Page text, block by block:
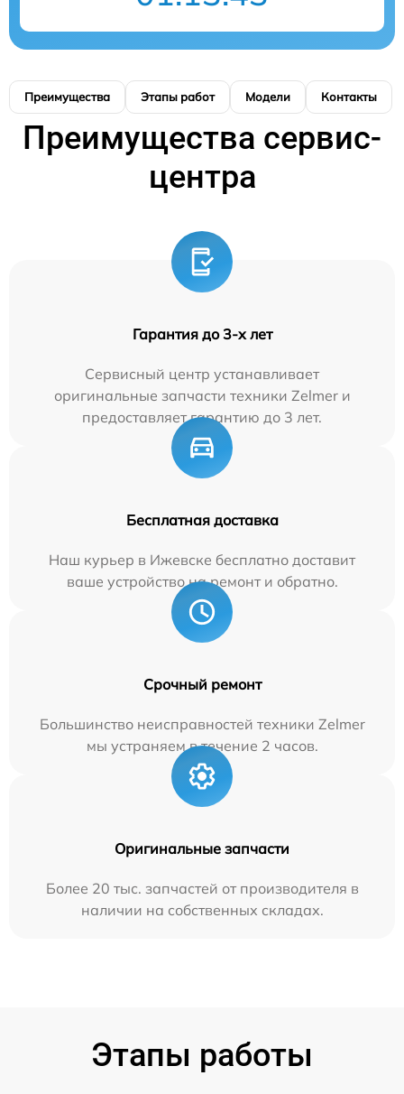
Преимущества Этапы работ Модели Контакты
Преимущества сервис-
центра
Гарантия до 3-х лет
Сервисный центр устанавливает
оригинальные запчасти техники Zelmer и
предоставляет гарантию до 3 лет.
Бесплатная доставка
Наш курьер в Ижевске бесплатно доставит
ваше устройство на ремонт и обратно.
Срочный ремонт
Большинство неисправностей техники Zelmer
мы устраняем в течение 2 часов.
Оригинальные запчасти
Более 20 тыс. запчастей от производителя в
наличии на собственных складах.
Этапы работы